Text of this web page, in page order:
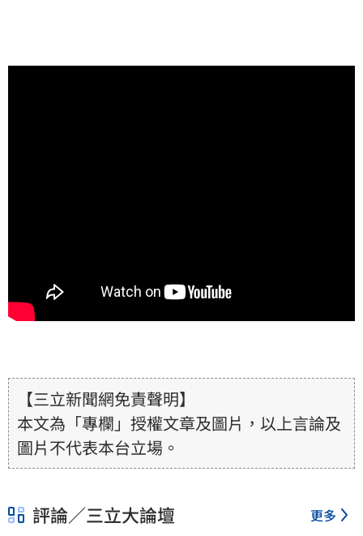
【三立新聞網免責聲明】
本文為「專欄」授權文章及圖片，以上言論及
圖片不代表本台立場。
評論／三立大論壇 更多